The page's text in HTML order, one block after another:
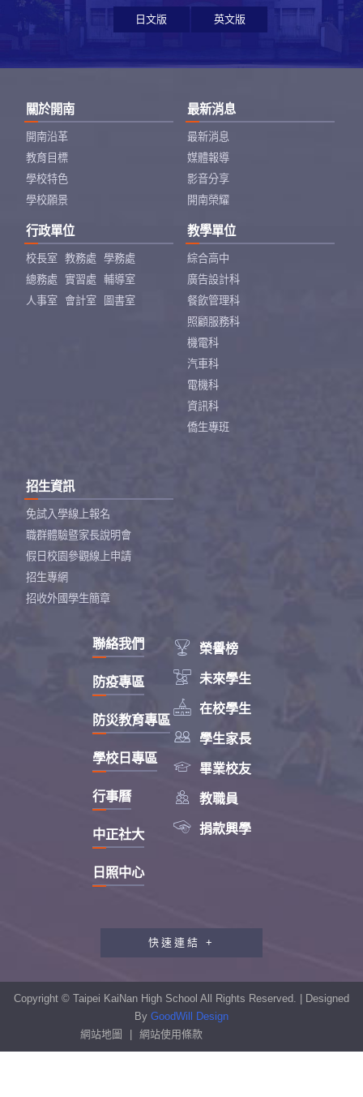
日文版 英文版
關於開南
開南沿革
教育目標
學校特色
學校願景
最新消息
最新消息
媒體報導
影音分享
開南榮耀
行政單位
校長室 教務處
學務處
總務處
實習處
輔導室
人事室
會計室 圖書室
教學單位
綜合高中
廣告設計科
餐飲管理科
照顧服務科
機電科
汽車科
電機科
資訊科
僑生專班
招生資訊
免試入學線上報名
職群體驗暨家長說明會
假日校園參觀線上申請
招生專網
招收外國學生簡章
 榮譽榜
 未來學生
 在校學生
 學生家長
 畢業校友
 教職員
 捐款興學
聯絡我們
防疫專區
防災教育專區
學校日專區
行事曆
中正社大
日照中心
快速連結 +
教職員工研習專區
性別平等教育專區
學生申訴及再申訴制度
Copyright © Taipei KaiNan High School All Rights Reserved. | Designed
By GoodWill Design
網站地圖
| 網站使用條款